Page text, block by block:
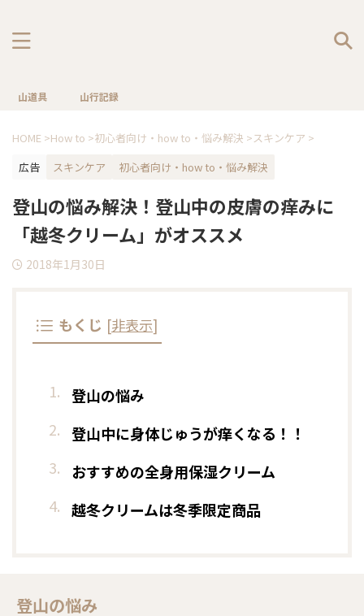
山道具 山行記録
HOME >How to >初心者向け・how to・悩み解決 >スキンケア >
広告
スキンケア 初心者向け・how to・悩み解決
登山の悩み解決！登山中の皮膚の痒みに
「越冬クリーム」がオススメ
2018年1月30日
もくじ [非表示]
登山の悩み
登山中に身体じゅうが痒くなる！！
おすすめの全身用保湿クリーム
越冬クリームは冬季限定商品
登山の悩み